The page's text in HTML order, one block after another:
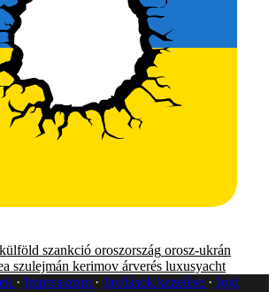
külföld szankció oroszország orosz-ukrán
szulejmán kerimov árverés luxusyacht
Impresszum Javítások kezelése
Jogi